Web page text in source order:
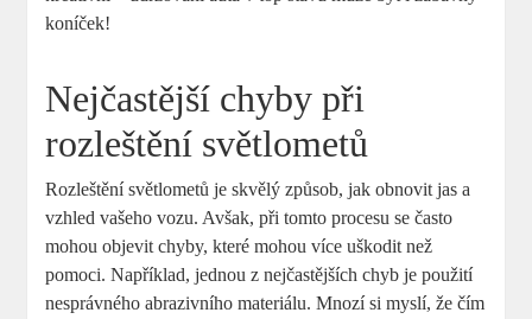
koníček!
Nejčastější chyby při
rozleštění světlometů
Rozleštění světlometů ‍je skvělý způsob, jak ‌obnovit jas a
vzhled vašeho vozu. Avšak, při tomto procesu se často
mohou objevit chyby, které mohou více uškodit než
pomoci. Například, jednou z nejčastějších chyb je použití
nesprávného abrazivního materiálu. Mnozí​ si myslí, že čím